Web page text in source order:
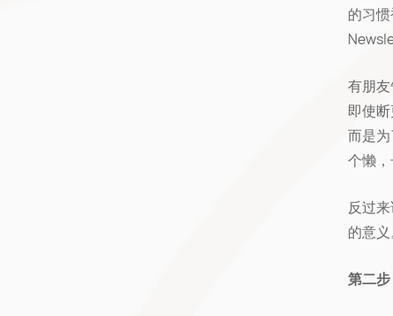
的习
有朋
即使
而是
个懒，
反过
的意义
第二